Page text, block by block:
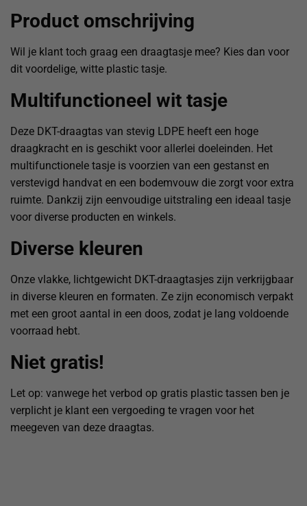
Product omschrijving
Wil je klant toch graag een draagtasje mee? Kies dan voor
dit voordelige, witte plastic tasje.
Multifunctioneel wit tasje
Deze DKT-draagtas van stevig LDPE heeft een hoge
draagkracht en is geschikt voor allerlei doeleinden. Het
multifunctionele tasje is voorzien van een gestanst en
verstevigd handvat en een bodemvouw die zorgt voor extra
ruimte. Dankzij zijn eenvoudige uitstraling een ideaal tasje
voor diverse producten en winkels.
Diverse kleuren
Onze vlakke, lichtgewicht DKT-draagtasjes zijn verkrijgbaar
in diverse kleuren en formaten. Ze zijn economisch verpakt
met een groot aantal in een doos, zodat je lang voldoende
voorraad hebt.
Niet gratis!
Let op: vanwege het verbod op gratis plastic tassen ben je
verplicht je klant een vergoeding te vragen voor het
meegeven van deze draagtas.